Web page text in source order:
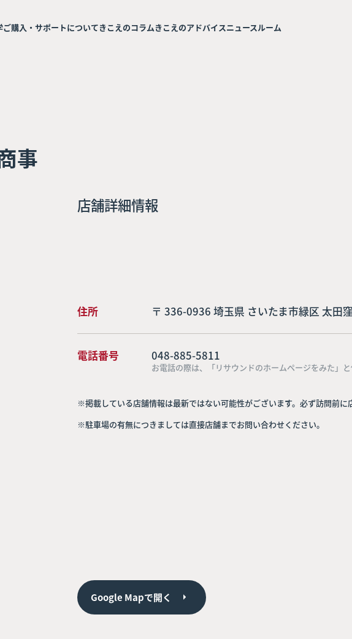
ご購入・サポートについてきこえのコラムきこえのアドバイスニュースルーム
事
店舗詳細情報
住所 〒 336-0936 埼玉県 さいたま市緑区 太田
電話番号 048-885-5811
お電話の際は、「リサウンドのホームページをみた」
※掲載している店舗情報は最新ではない可能性がございます。必ず訪問前に
※駐車場の有無につきましては直接店舗までお問い合わせください。
Google Mapで開く